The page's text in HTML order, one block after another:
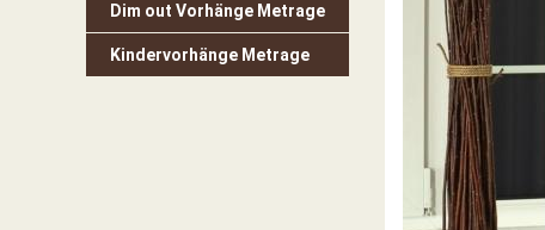
Dim out Vorhänge Metrage
Kindervorhänge Metrage